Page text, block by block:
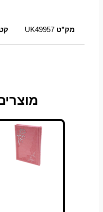
מק"טUK49957
זה
מספר
סוגים.
לבחור
את